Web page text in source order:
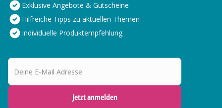
Exklusive Angebote & Gutscheine
Hilfreiche Tipps zu aktuellen Themen
Individuelle Produktempfehlung
Deine E-Mail Adresse
Jetzt anmelden